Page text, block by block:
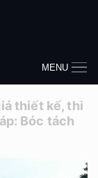
MENU
thiết kế, thi
Bóc tách